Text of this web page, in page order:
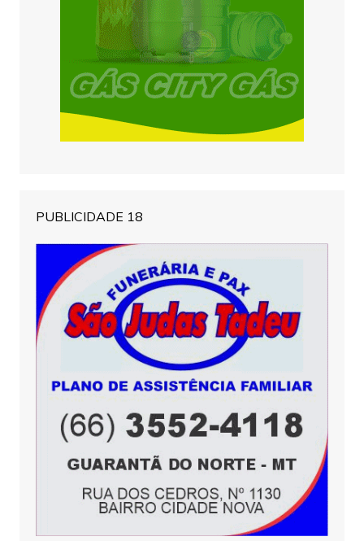
PUBLICIDADE 18